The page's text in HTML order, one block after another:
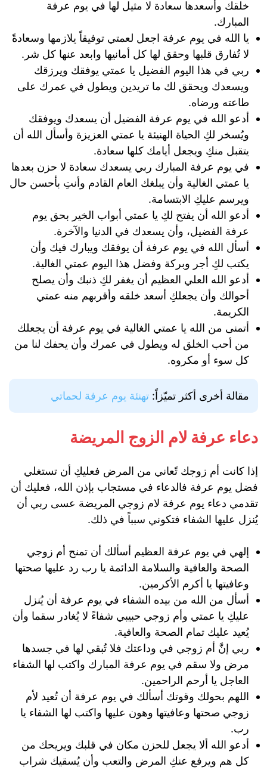
خلقك وأسعدها سعادة لا مثيل لها في يوم عرفة
المبارك.
يا الله في يوم عرفة اجعل لعمتي توفيقاً يلازمها وسعادةً
لا تُفارق قلبها وحقق لها كل أمانيها وابعد عنها كل شر.
ربي في هذا اليوم الفضيل يا عمتي يوفقك ويرزقك
ويسعدك ويحقق لك ما تريدين ويطول في عمرك على
طاعته ورضاه.
أدعو الله في يوم عرفة الفضيل أن يسعدك ويوفقك
ويُسخر لكِ الحياة الهنيئة يا عمتي العزيزة وأسأل الله أن
يتقبل منكِ ويجعل أيامك كلها سعادة.
في يوم عرفة المبارك ربي يسعدك سعادة لا حزن بعدها
يا عمتي الغالية وأن يبلغك العام القادم وأنتِ بأحسن حال
ويرسم عليكِ الابتسامة.
أدعو الله أن يفتح لكِ يا عمتي أبواب الخير بحق يوم
عرفة الفضيل، وأن يسعدك في الدنيا والآخرة.
أسأل الله في يوم عرفة أن يوفقك ويبارك فيك وأن
يكتب لكِ أجر وبركة وفضل هذا اليوم عمتي الغالية.
أدعو الله العلي العظيم أن يغفر لكِ ذنبك وأن يصلح
أحوالك وأن يجعلكِ أسعد خلقه وأقربهم منه عمتي
الكريمة.
أتمنى من الله يا عمتي الغالية في يوم عرفة أن يجعلك
من أحب الخلق له ويطول في عمرك وأن يحفك لنا من
كل سوء أو مكروه.
مقالة أخرى أكثر تميّزاً: تهنئة يوم عرفة لحماتي
دعاء عرفة لام الزوج المريضة
إذا كانت أم زوجك تًعاني من المرض فعليكِ أن تستغلي
فضل يوم عرفة فالدعاء في مستجاب بإذن الله، فعليك أن
تقدمي دعاء يوم عرفة لام زوجي المريضة عسى ربي أن
يُنزل عليها الشفاء فتكوني سبباً في ذلك.
إلهي في يوم عرفة العظيم أسألك أن تمنح أم زوجي
الصحة والعافية والسلامة الدائمة يا رب رد عليها صحتها
وعافيتها يا أكرم الأكرمين.
أسأل من الله من بيده الشفاء في يوم عرفة أن يُنزل
عليكِ يا عمتي وأم زوجي حبيبي شفاءً لا يُغادر سقما وأن
يُعيد عليك تمام الصحة والعافية.
ربي إنَّ أم زوجي في وداعتك فلا تُبقي لها في جسدها
مرض ولا سقم في يوم عرفة المبارك واكتب لها الشفاء
العاجل يا أرحم الراحمين.
اللهم بحولك وقوتك أسألك في يوم عرفة أن تُعيد لأم
زوجي صحتها وعافيتها وهون عليها واكتب لها الشفاء يا
رب.
أدعو الله ألا يجعل للحزن مكان في قلبك ويريحك من
كل هم ويرفع عنكِ المرض والتعب وأن يُسقيك شراب